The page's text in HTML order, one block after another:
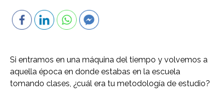
Si entramos en una máquina del tiempo y volvemos a
aquella época en donde estabas en la escuela
tomando clases, ¿cuál era tu metodología de estudio?